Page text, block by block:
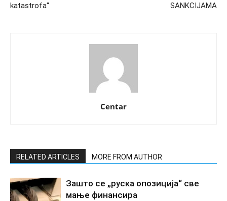
katastrofa“
SANKCIJAMA
Centar
RELATED ARTICLES MORE FROM AUTHOR
Зашто се „руска опозиција“ све
мање финансира